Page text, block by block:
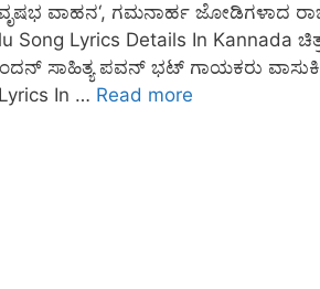
ವಾಹನ‘, ಗಮನಾರ್ಹ ಜೋಡಿಗಳಾದ
Song Lyrics Details In
ಸಾಹಿತ್ಯ ಪವನ್ ಭಟ್ ಗಾಯಕರು ವಾಸುಕಿ
In … Read more